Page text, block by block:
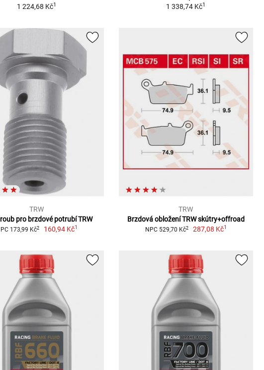
1 224,68 Kč1
1 338,74 Kč1
TRW
pro brzdové potrubí TRW
173,99 Kč2 160,94 Kč1
TRW
Brzdová obložení TRW skútry+offroad
NPC 529,70 Kč2 287,08 Kč1